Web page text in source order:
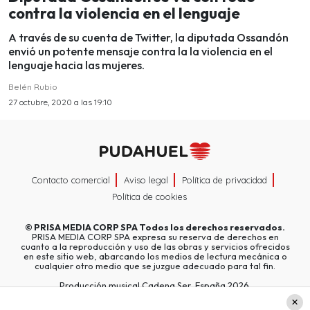
contra la violencia en el lenguaje
A través de su cuenta de Twitter, la diputada Ossandón
envió un potente mensaje contra la la violencia en el
lenguaje hacia las mujeres.
Belén Rubio
27 octubre, 2020 a las 19:10
Contacto comercial Aviso legal
Política de privacidad
Política de cookies
© PRISA MEDIA CORP SPATodos los derechos reservados.
PRISA MEDIA CORP SPA expresa su reserva de derechos en
cuanto a la reproducción y uso de las obras y servicios ofrecidos
en este sitio web, abarcando los medios de lectura mecánica o
cualquier otro medio que se juzgue adecuado para tal fin.
Producción musical Cadena Ser, España 2026.